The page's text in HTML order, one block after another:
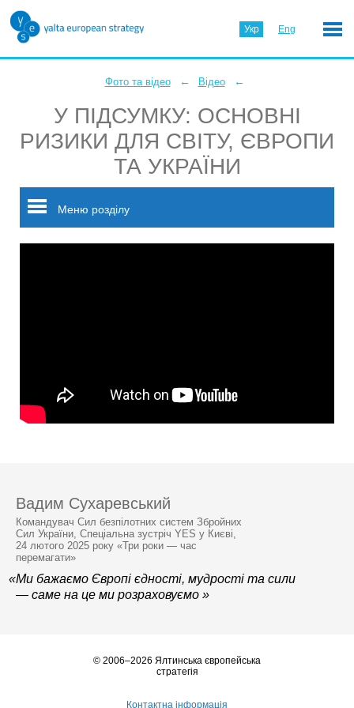
Укр Eng
Фото та відео ← Відео ←
У ПІДСУМКУ: ОСНОВНІ
РИЗИКИ ДЛЯ СВІТУ, ЄВРОПИ
ТА УКРАЇНИ
Меню розділу
Вадим Сухаревський
Командувач Сил безпілотних систем Збройних
Сил України, Спеціальна зустріч YES у Києві,
24 лютого 2025 року «Три роки — час
перемагати»
«Ми бажаємо Європі єдності, мудрості та сили
— саме на це ми розраховуємо »
© 2006–2026 Ялтинська європейська
стратегія
Контактна інформація